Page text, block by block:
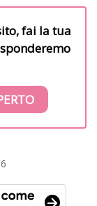
fai la tua